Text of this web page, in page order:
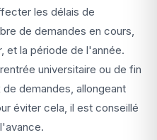
les délais de
de demandes en cours,
et la période de l'année.
universitaire ou de fin
demandes, allongeant
éviter cela, il est conseillé